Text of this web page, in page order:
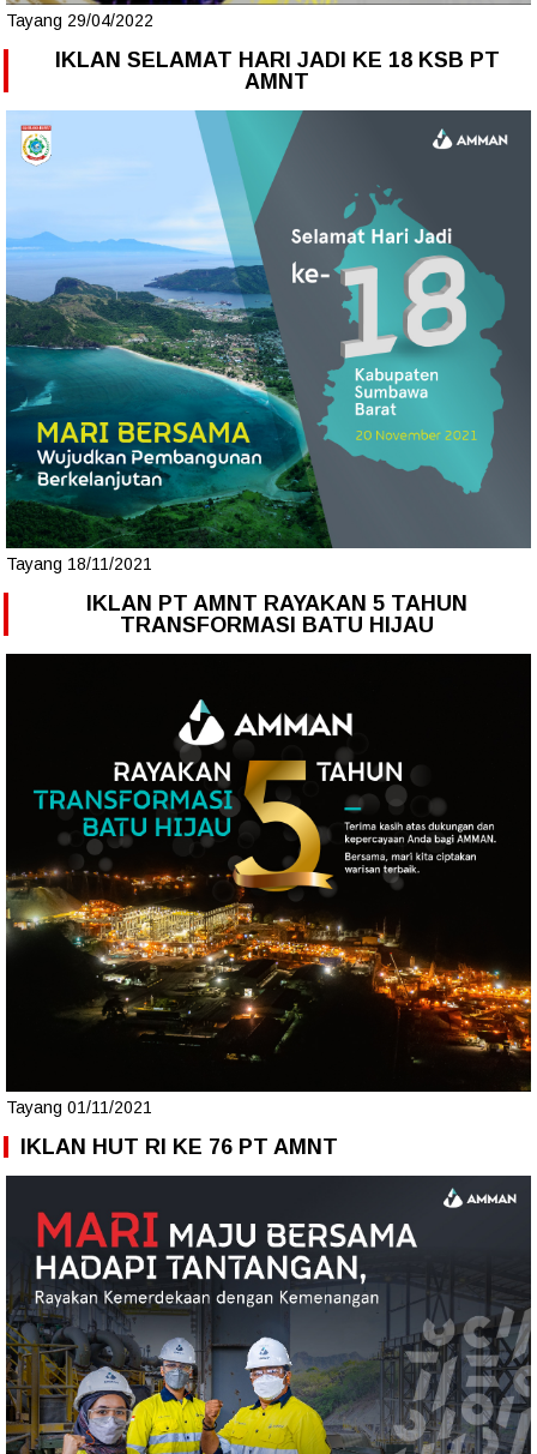
Tayang 29/04/2022
IKLAN SELAMAT HARI JADI KE 18 KSB PT
AMNT
Tayang 18/11/2021
IKLAN PT AMNT RAYAKAN 5 TAHUN
TRANSFORMASI BATU HIJAU
Tayang 01/11/2021
IKLAN HUT RI KE 76 PT AMNT